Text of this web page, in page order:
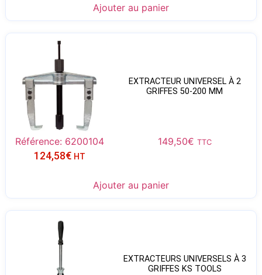
Ajouter au panier
EXTRACTEUR UNIVERSEL À 2
GRIFFES 50-200 MM
Référence: 6200104 149,50€ TTC
124,58€ HT
Ajouter au panier
EXTRACTEURS UNIVERSELS À 3
GRIFFES KS TOOLS